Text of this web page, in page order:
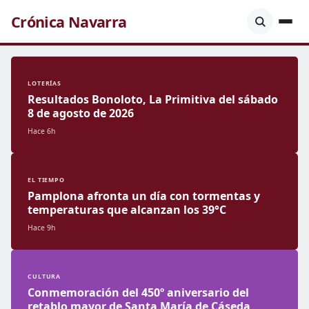
Crónica Navarra
LOTERÍAS
Resultados Bonoloto, La Primitiva del sábado
8 de agosto de 2026
Hace 6h
EL TIEMPO
Pamplona afronta un día con tormentas y
temperaturas que alcanzan los 39°C
Hace 9h
CULTURA
Conmemoración del 450º aniversario del